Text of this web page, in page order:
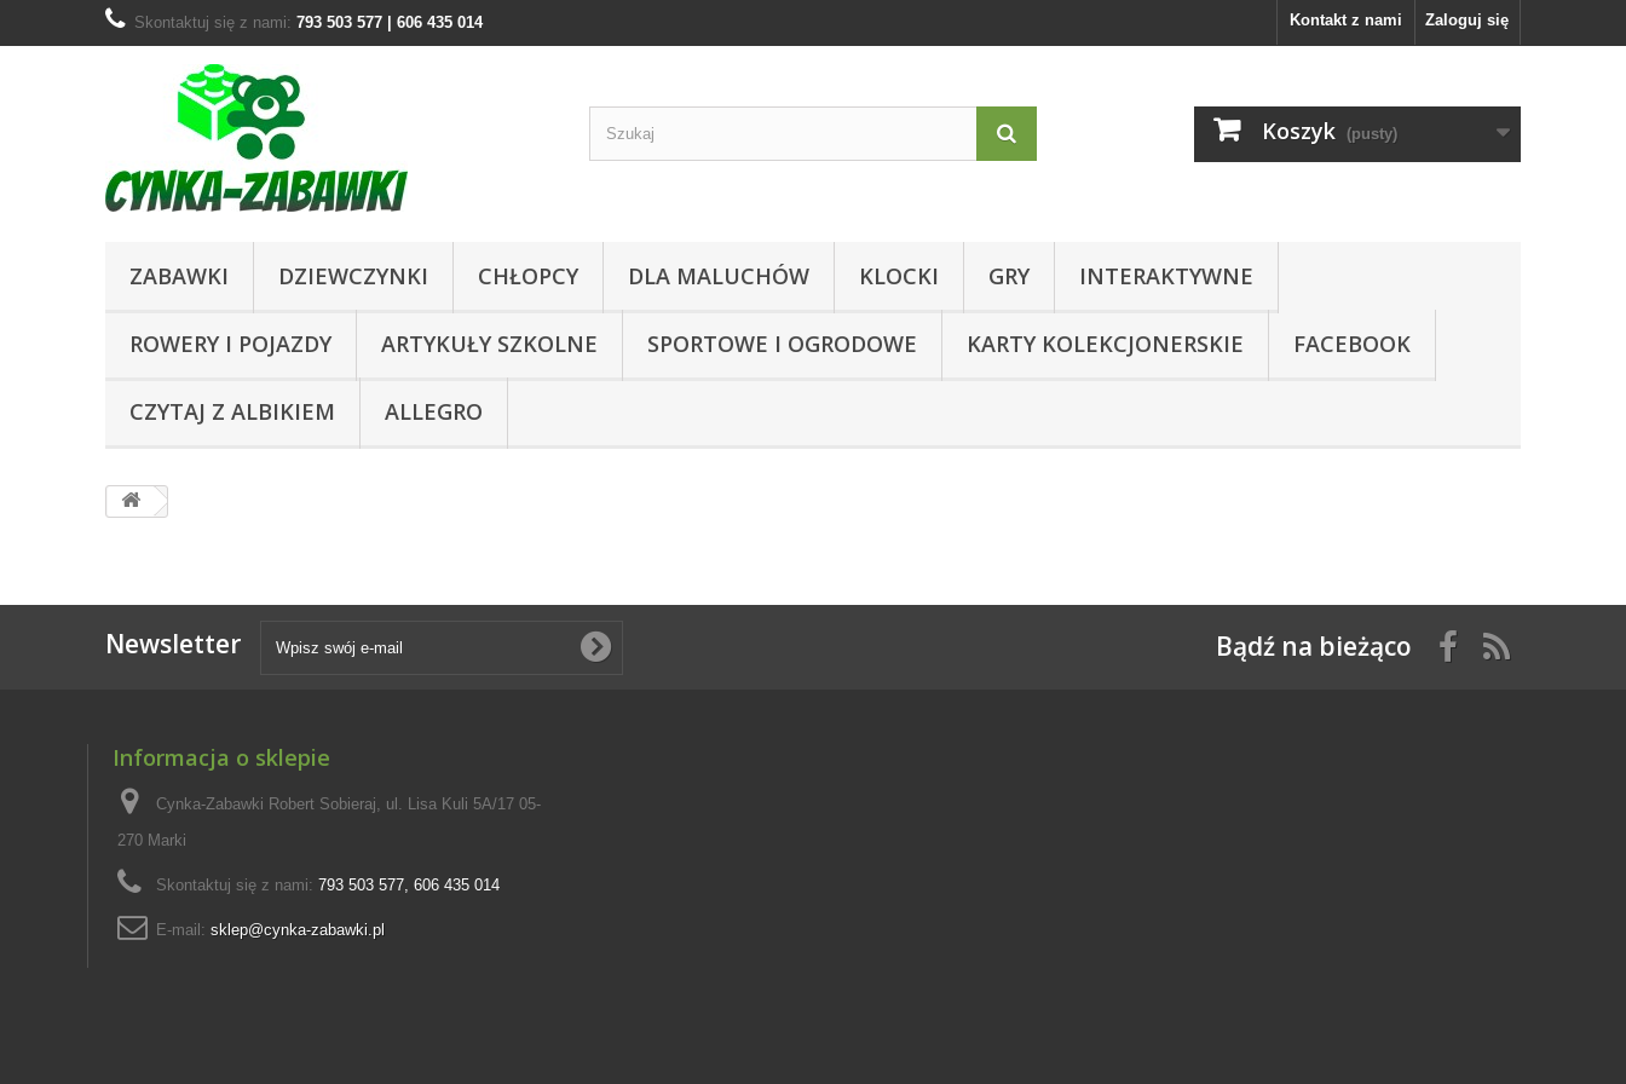
Zaloguj się
Kontakt z nami
Skontaktuj się z nami: 793 503 577 | 606 435 014
Koszyk (pusty)
ZABAWKI DZIEWCZYNKI CHŁOPCY DLA MALUCHÓW KLOCKI GRY INTERAKTYWNE
ROWERY I POJAZDY ARTYKUŁY SZKOLNE SPORTOWE I OGRODOWE KARTY KOLEKCJONERSKIE FACEBOOK
CZYTAJ Z ALBIKIEM ALLEGRO
Newsletter Bądź na bieżąco
Informacja o sklepie
Cynka-Zabawki Robert Sobieraj, ul. Lisa Kuli 5A/17 05-
270 Marki
Skontaktuj się z nami: 793 503 577, 606 435 014
E-mail: sklep@cynka-zabawki.pl